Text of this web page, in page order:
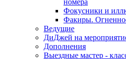
номера
Фокусники и
Факиры.
Ведущие
ДиДжей на
Дополнения
Выездные мастер -